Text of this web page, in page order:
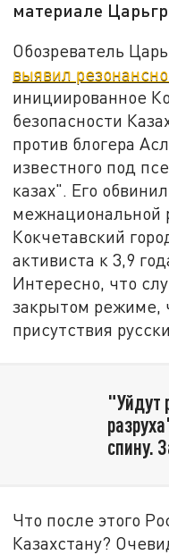
материале
Обозреватель
выявил
инициированное
безопасности
против блогера
известного под
казах". Его
межнациональной
Кокчетавский
активиста к 3,9
Интересно, что
закрытом режиме,
присутствия
"Уйдут
спину.
Что после этого
Казахстану?